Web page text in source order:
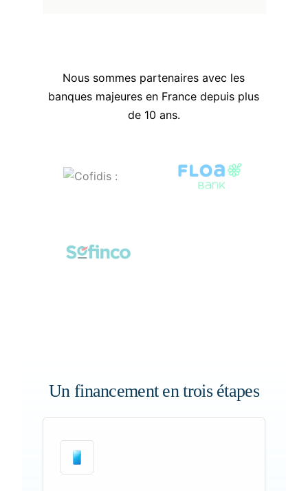
Nous sommes partenaires avec les
banques majeures en France depuis plus
de 10 ans.
Un financement en trois étapes